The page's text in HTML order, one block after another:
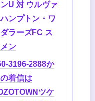
U 対 ウルヴァ
ンプトン・ワ
ラーズFC ス
ン
3196-2888か
着信は
ツケ